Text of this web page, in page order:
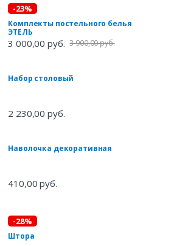
-23%
Комплекты постельного белья
ЭТЕЛЬ
3 000,00 руб. 3 900,00 руб.
Набор столовый
2 230,00 руб.
Наволочка декоративная
410,00 руб.
-28%
Штора